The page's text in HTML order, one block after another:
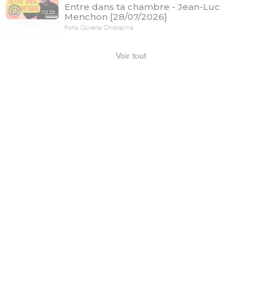
112:28
Entre dans ta chambre - Jean-Luc
Menchon [28/07/2026]
Porte Ouverte Chrétienne
Voir tout